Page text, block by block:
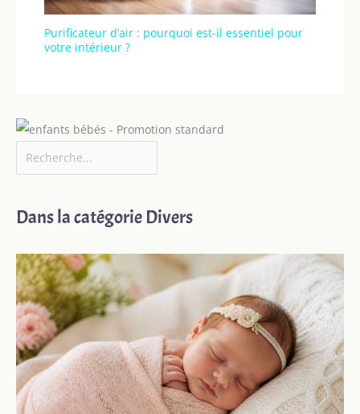
Purificateur d’air : pourquoi est-il essentiel pour
votre intérieur ?
Dans la catégorie Divers